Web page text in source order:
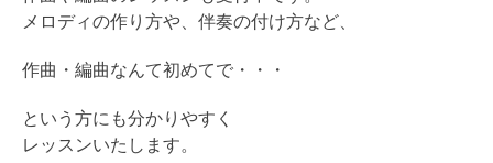
メロディの作り方や、伴奏の付け方など、
作曲・編曲なんて初めてで・・・
という方にも分かりやすく
レッスンいたします。